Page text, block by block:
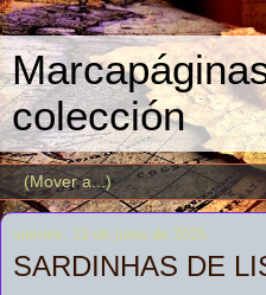
colección
viernes, 13 de junio de 2025
SARDINHAS DE